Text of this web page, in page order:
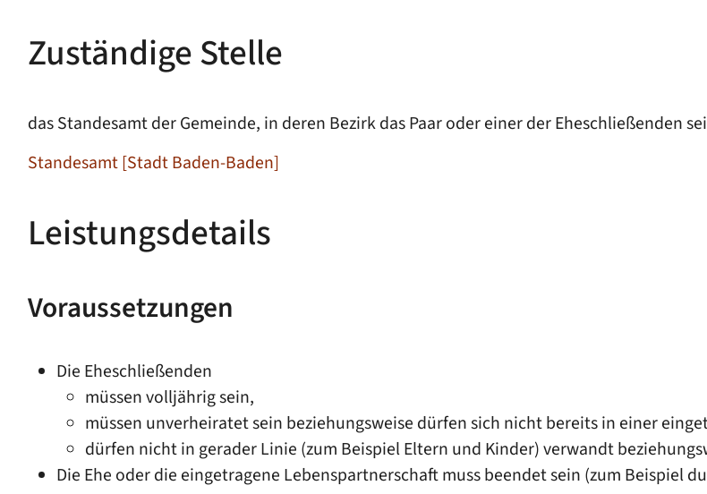
Zuständige Stelle
das Standesamt der Gemeinde, in deren Bezirk das Paar oder einer der Eheschließenden
Standesamt [Stadt Baden-Baden]
Leistungsdetails
Voraussetzungen
Die Eheschließenden
müssen volljährig sein,
müssen unverheiratet sein beziehungsweise dürfen sich nicht bereits in einer
dürfen nicht in gerader Linie (zum Beispiel Eltern und Kinder)verwandt
Die Ehe oder die eingetragene Lebenspartnerschaft muss beendet sein (zum Beispiel